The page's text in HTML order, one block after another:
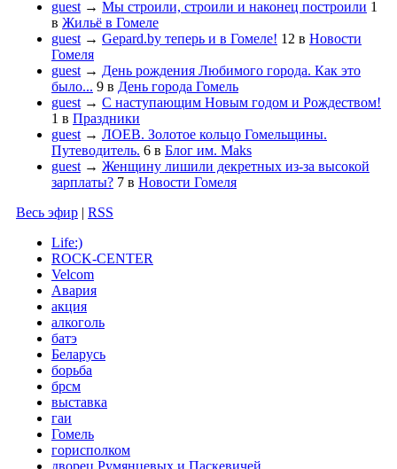
guest → Мы строили, строили и наконец построили 1
в Жильё в Гомеле
guest → Gepard.by теперь и в Гомеле! 12 в Новости
Гомеля
guest → День рождения Любимого города. Как это
было... 9 в День города Гомель
guest → С наступающим Новым годом и Рождеством!
1 в Праздники
guest → ЛОЕВ. Золотое кольцо Гомельщины.
Путеводитель. 6 в Блог им. Maks
guest → Женщину лишили декретных из-за высокой
зарплаты? 7 в Новости Гомеля
Весь эфир | RSS
Life:)
ROCK-CENTER
Velcom
Авария
акция
алкоголь
батэ
Беларусь
борьба
брсм
выставка
гаи
Гомель
горисполком
дворец Румянцевых и Паскевичей